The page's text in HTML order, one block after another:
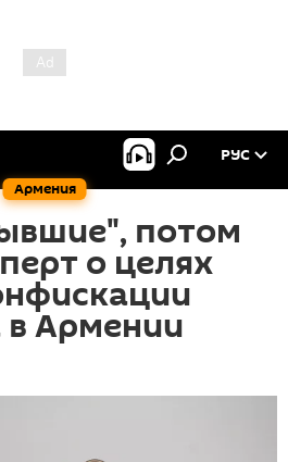
Армения
РУС
потом
о целях
Армении